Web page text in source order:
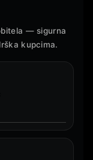
— sigurna
kupcima.